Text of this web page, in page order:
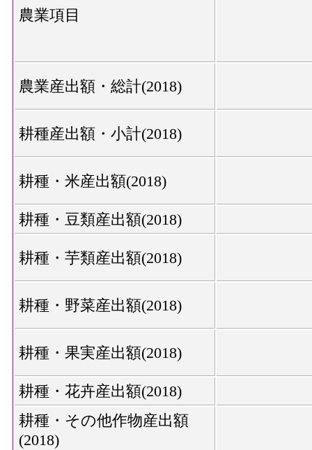
農業項目
農業産出額・総計(2018)
耕種産出額・小計(2018)
耕種・米産出額(2018)
耕種・豆類産出額(2018)
耕種・芋類産出額(2018)
耕種・野菜産出額(2018)
耕種・果実産出額(2018)
耕種・花卉産出額(2018)
耕種・その他作物産出額
(2018)